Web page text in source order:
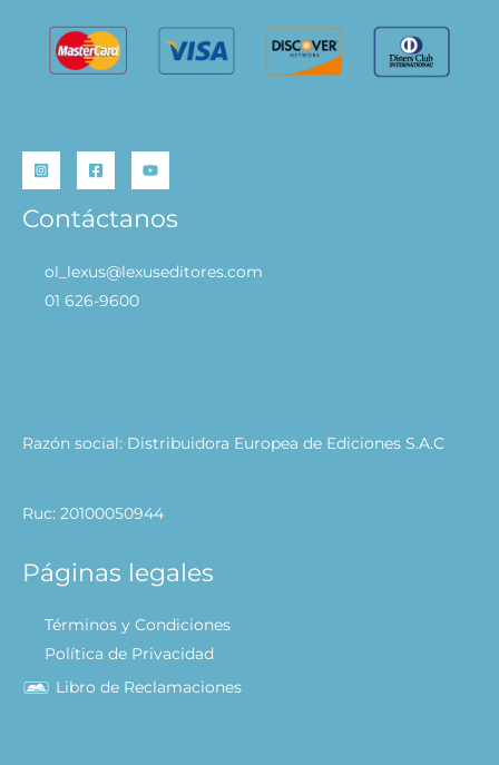
Contáctanos
ol_lexus@lexuseditores.com
01 626-9600
Razón social: Distribuidora Europea de Ediciones S.A.C
Ruc: 20100050944
Páginas legales
Términos y Condiciones
Política de Privacidad
Libro de Reclamaciones